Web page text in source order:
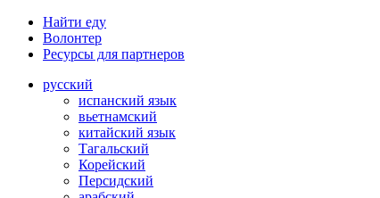
Найти еду
Волонтер
Ресурсы для партнеров
русский
испанский язык
вьетнамский
китайский язык
Тагальский
Корейский
Персидский